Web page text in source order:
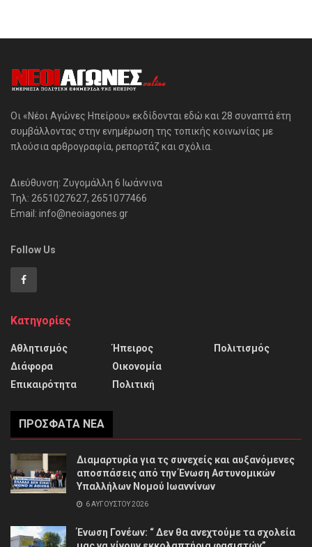
Οι «Νέοι Αγώνες Ηπείρου» εκδίδονται εδώ και 28 συναπτά έτη
συμβάλλοντας στην ενημέρωση της τοπικής κοινωνίας με
πλούσια αρθρογραφία, ρεπορτάζ και σχόλια.
Διεύθυνση: Ζυγομάλλη 6 Ιωάννινα
Τηλ: 2651027627, 2651077466
Email: info@neoiagones.gr
Follow Us
Κατηγορίες
Αθλητισμός
Διάφορα
Επικαιρότητα
Ήπειρος
Οικονομία
Πολιτική
Πολιτισμός
ΠΡΌΣΦΑΤΑ ΝΈΑ
Διαμαρτυρία για τς συνεχείς και αυξανόμενες
αποσπάσεις από την Ένωση Αστυνομικών
Υπαλλήλων Νομού Ιωαννίνων
6 ΑΥΓΟΎΣΤΟΥ 2026
Ένωση Γονέων: “ Δεν θα ανεχτούμε τα σχολεία